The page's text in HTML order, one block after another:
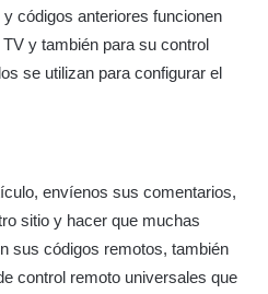
códigos anteriores funcionen
y también para su control
se utilizan para configurar el
envíenos sus comentarios,
sitio y hacer que muchas
sus códigos remotos, también
control remoto universales que